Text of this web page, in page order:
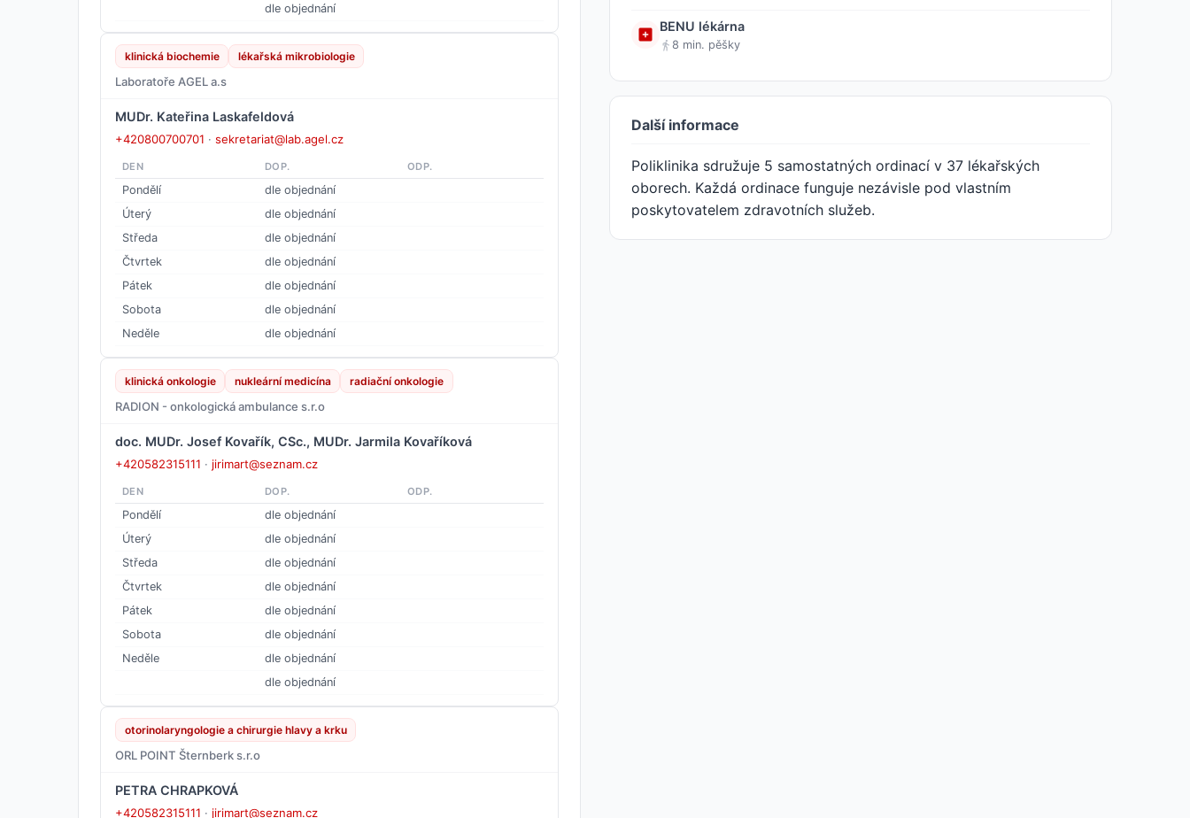
dle objednání
klinická biochemie lékařská mikrobiologie
Laboratoře AGEL a.s
MUDr. Kateřina Laskafeldová
+420800700701 · sekretariat@lab.agel.cz
DEN DOP. ODP.
Pondělí
dle objednání
Úterý
dle objednání
Středa
dle objednání
Čtvrtek
dle objednání
Pátek
dle objednání
Sobota
dle objednání
Neděle
dle objednání
klinická onkologie nukleární medicína radiační onkologie
RADION - onkologická ambulance s.r.o
doc. MUDr. Josef Kovařík, CSc., MUDr. Jarmila Kovaříková
+420582315111 · jirimart@seznam.cz
DEN DOP. ODP.
Pondělí
dle objednání
Úterý
dle objednání
Středa
dle objednání
Čtvrtek
dle objednání
Pátek
dle objednání
Sobota
dle objednání
Neděle
dle objednání
dle objednání
otorinolaryngologie a chirurgie hlavy a krku
ORL POINT Šternberk s.r.o
PETRA CHRAPKOVÁ
+420582315111 · jirimart@seznam.cz
BENU lékárna
8 min. pěšky
Další informace
Poliklinika sdružuje 5 samostatných ordinací v 37 lékařských
oborech. Každá ordinace funguje nezávisle pod vlastním
poskytovatelem zdravotních služeb.